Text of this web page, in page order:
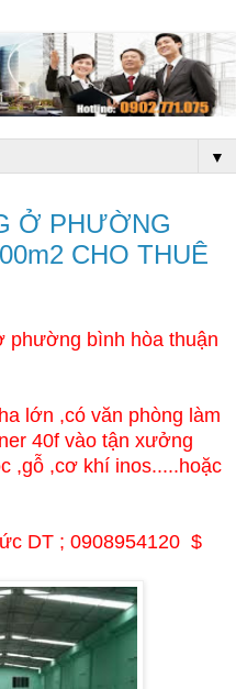
▼
Ở PHƯỜNG
CHO THUÊ
phường bình hòa thuận
lớn ,có văn phòng làm
40f vào tận xưởng
,gỗ ,cơ khí inos.....hoặc
DT ; 0908954120 $